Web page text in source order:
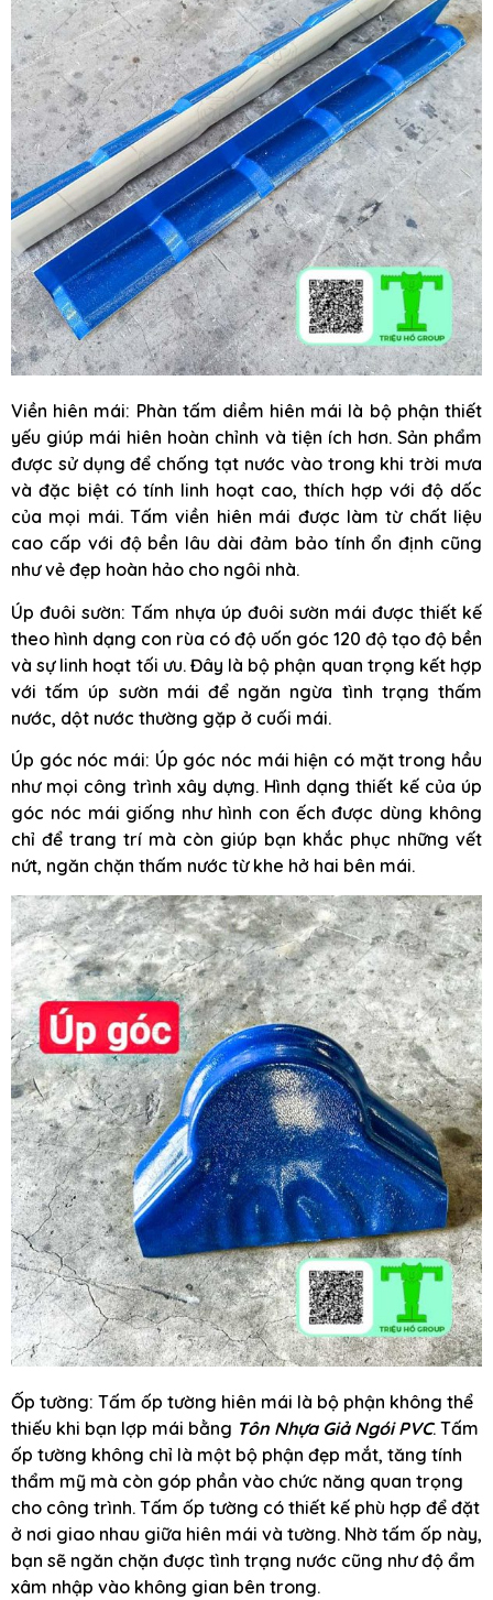
Viền hiên mái: Phàn tấm diềm hiên mái là bộ phận thiết
yếu giúp mái hiên hoàn chỉnh và tiện ích hơn. Sản phẩm
được sử dụng để chống tạt nước vào trong khi trời mưa
và đặc biệt có tính linh hoạt cao, thích hợp với độ dốc
của mọi mái. Tấm viền hiên mái được làm từ chất liệu
cao cấp với độ bền lâu dài đảm bảo tính ổn định cũng
như vẻ đẹp hoàn hảo cho ngôi nhà.
Úp đuôi sườn: Tấm nhựa úp đuôi sườn mái được thiết kế
theo hình dạng con rùa có độ uốn góc 120 độ tạo độ bền
và sự linh hoạt tối ưu. Đây là bộ phận quan trọng kết hợp
với tấm úp sườn mái để ngăn ngừa tình trạng thấm
nước, dột nước thường gặp ở cuối mái.
Úp góc nóc mái: Úp góc nóc mái hiện có mặt trong hầu
như mọi công trình xây dựng. Hình dạng thiết kế của úp
góc nóc mái giống như hình con ếch được dùng không
chỉ để trang trí mà còn giúp bạn khắc phục những vết
nứt, ngăn chặn thấm nước từ khe hở hai bên mái.
Ốp tường: Tấm ốp tường hiên mái là bộ phận không thể
thiếu khi bạn lợp mái bằng Tôn Nhựa Giả Ngói PVC. Tấm
ốp tường không chỉ là một bộ phận đẹp mắt, tăng tính
thẩm mỹ mà còn góp phần vào chức năng quan trọng
cho công trình. Tấm ốp tường có thiết kế phù hợp để đặt
ở nơi giao nhau giữa hiên mái và tường. Nhờ tấm ốp này,
bạn sẽ ngăn chặn được tình trạng nước cũng như độ ẩm
xâm nhập vào không gian bên trong.